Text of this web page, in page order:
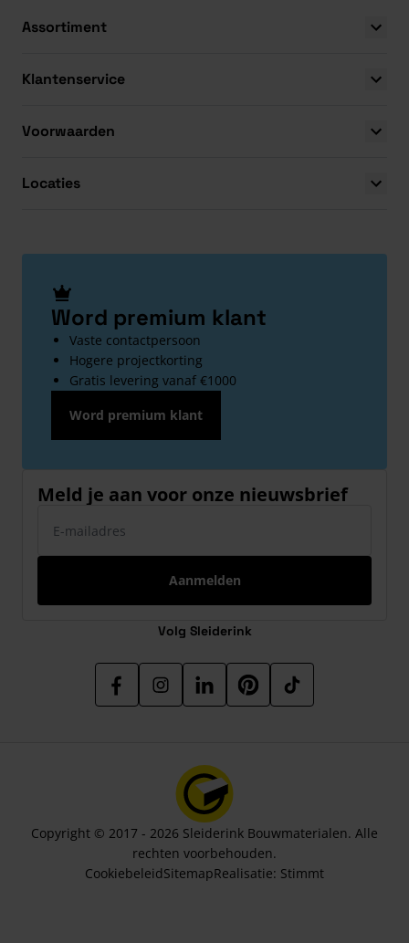
Assortiment
Klantenservice
Voorwaarden
Locaties
Word premium klant
Vaste contactpersoon
Hogere projectkorting
Gratis levering vanaf €1000
Word premium klant
Meld je aan voor onze nieuwsbrief
Aanmelden
Volg Sleiderink
Copyright © 2017 - 2026 Sleiderink Bouwmaterialen. Alle
rechten voorbehouden.
CookiebeleidSitemapRealisatie: Stimmt